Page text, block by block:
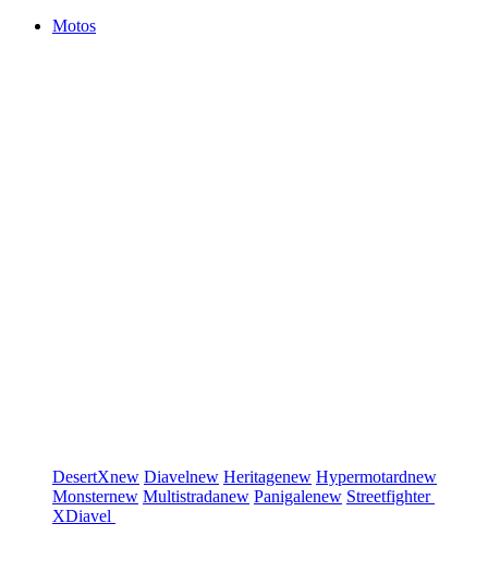
Motos
DesertXnew Diavelnew Heritagenew Hypermotardnew
Monsternew Multistradanew Panigalenew Streetfighter
XDiavel